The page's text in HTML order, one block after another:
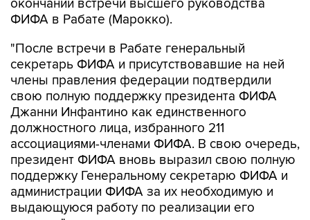
"После встречи в Рабате генеральный
члены правления федерации подтвердили
свою полную поддержку президента ФИФА
Джанни Инфантино как единственного
должностного лица, избранного 211
ассоциациями-членами ФИФА. В свою очередь,
президент ФИФА вновь выразил свою полную
поддержку Генеральному секретарю ФИФА и
администрации ФИФА за их необходимую и
выдающуюся работу по реализации его
видения", - говорится в заявлении, текст
которого опубликован на сайте федерации.